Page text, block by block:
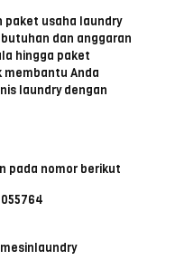
paket usaha laundry
dan anggaran
hingga paket
Anda
laundry dengan
pada nomor berikut